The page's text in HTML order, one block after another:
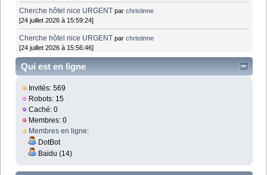
Cherche hôtel nice URGENT parchristinne
[24 juillet 2026 à 15:59:24]
Cherche hôtel nice URGENT parchristinne
[24 juillet 2026 à 15:56:46]
Qui est en ligne
Invités: 569
Robots: 15
Caché: 0
Membres: 0
Membres en ligne:
DotBot
Baidu (14)